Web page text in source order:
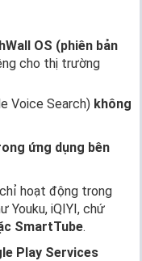
OS (phiên bản
cho thị trường
Voice Search) không
ứng dụng bên
hoạt động trong
Youku, iQIYI, chứ
SmartTube.
Play Services